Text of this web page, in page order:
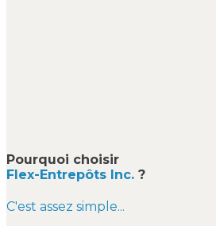
Pourquoi choisir
Flex-Entrepôts Inc. ?
C'est assez simple...